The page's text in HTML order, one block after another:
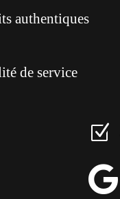
authentiques
de service
Z
